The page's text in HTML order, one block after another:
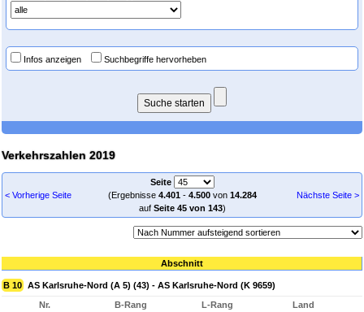
Infos anzeigen Suchbegriffe hervorheben
Verkehrszahlen 2019
< Vorherige Seite
Seite
(Ergebnisse 4.401- 4.500von 14.284
auf Seite 45 von 143)
Nächste Seite >
Abschnitt
B 10 AS Karlsruhe-Nord (A 5) (43) - AS Karlsruhe-Nord (K 9659)
Nr.
B-Rang
L-Rang
Land